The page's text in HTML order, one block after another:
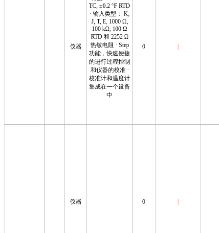
仪器
TC, ±0.2 °F RTD
· 输入类型： K,
J, T, E, 1000 Ω,
100 kΩ, 100 Ω
RTD 和 2252 Ω
热敏电阻 · Step
功能，快速便捷
的进行过程控制
和仪器的校准 ·
校准计和温度计
集成在一个设备
中
0 |
仪器 0 |